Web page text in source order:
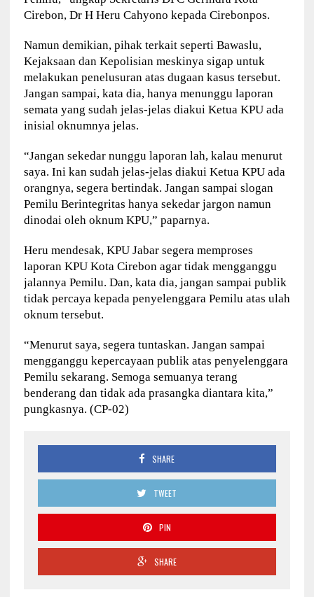
Cirebon, Dr H Heru Cahyono kepada Cirebonpos.
Namun demikian, pihak terkait seperti Bawaslu,
Kejaksaan dan Kepolisian meskinya sigap untuk
melakukan penelusuran atas dugaan kasus tersebut.
Jangan sampai, kata dia, hanya menunggu laporan
semata yang sudah jelas-jelas diakui Ketua KPU ada
inisial oknumnya jelas.
“Jangan sekedar nunggu laporan lah, kalau menurut
saya. Ini kan sudah jelas-jelas diakui Ketua KPU ada
orangnya, segera bertindak. Jangan sampai slogan
Pemilu Berintegritas hanya sekedar jargon namun
dinodai oleh oknum KPU,” paparnya.
Heru mendesak, KPU Jabar segera memproses
laporan KPU Kota Cirebon agar tidak mengganggu
jalannya Pemilu. Dan, kata dia, jangan sampai publik
tidak percaya kepada penyelenggara Pemilu atas ulah
oknum tersebut.
“Menurut saya, segera tuntaskan. Jangan sampai
mengganggu kepercayaan publik atas penyelenggara
Pemilu sekarang. Semoga semuanya terang
benderang dan tidak ada prasangka diantara kita,”
pungkasnya. (CP-02)
SHARE
TWEET
PIN
SHARE